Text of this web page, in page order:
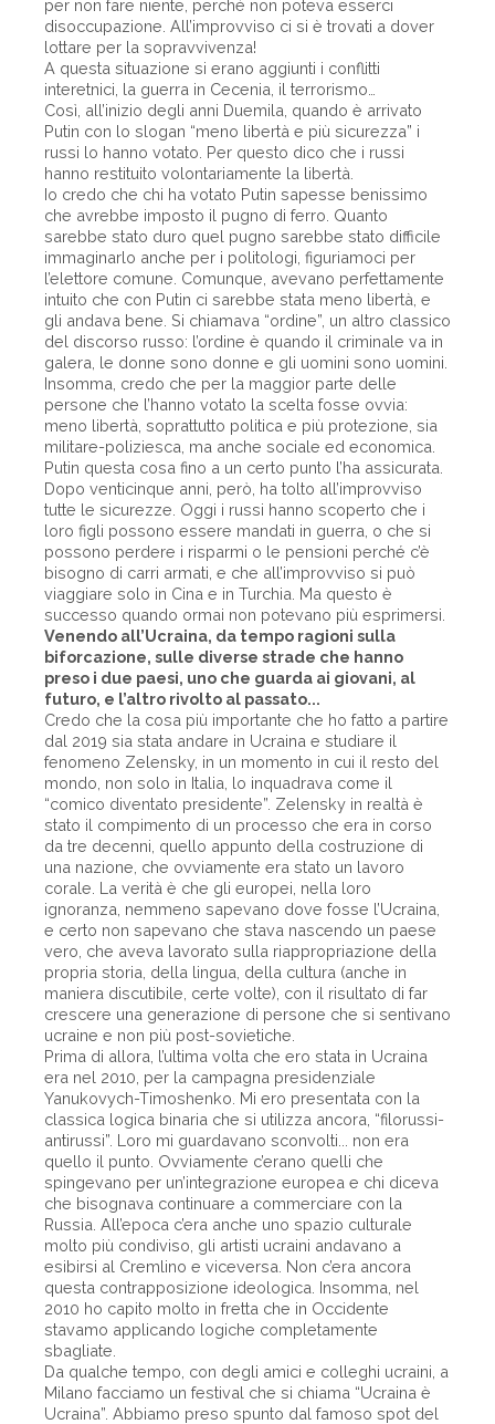
per non fare niente, perché non poteva esserci
disoccupazione. All’improvviso ci si è trovati a dover
lottare per la sopravvivenza!
A questa situazione si erano aggiunti i conflitti
interetnici, la guerra in Cecenia, il terrorismo…
Così, all’inizio degli anni Duemila, quando è arrivato
Putin con lo slogan “meno libertà e più sicurezza” i
russi lo hanno votato. Per questo dico che i russi
hanno restituito volontariamente la libertà.
Io credo che chi ha votato Putin sapesse benissimo
che avrebbe imposto il pugno di ferro. Quanto
sarebbe stato duro quel pugno sarebbe stato difficile
immaginarlo anche per i politologi, figuriamoci per
l’elettore comune. Comunque, avevano perfettamente
intuito che con Putin ci sarebbe stata meno libertà, e
gli andava bene. Si chiamava “ordine”, un altro classico
del discorso russo: l’ordine è quando il criminale va in
galera, le donne sono donne e gli uomini sono uomini.
Insomma, credo che per la maggior parte delle
persone che l’hanno votato la scelta fosse ovvia:
meno libertà, soprattutto politica e più protezione, sia
militare-poliziesca, ma anche sociale ed economica.
Putin questa cosa fino a un certo punto ­l’ha assicurata.
Dopo venticinque anni, però, ha tolto all’improvviso
tutte le sicurezze. Oggi i russi hanno scoperto che i
loro figli possono essere mandati in guerra, o che si
possono perdere i risparmi o le pensioni perché c’è
bisogno di carri armati, e che all’improvviso si può
viaggiare solo in Cina e in Turchia. Ma questo è
successo quando ormai non potevano più esprimersi.
Venendo all’Ucraina, da tempo ragioni sulla
biforcazione, sulle diverse strade che hanno
preso i due paesi, uno che guarda ai giovani, al
futuro, e l’altro rivolto al passato...
Credo che la cosa più importante che ho fatto a partire
dal 2019 sia stata andare in Ucraina e studiare il
fenomeno Zelensky, in un momento in cui il resto del
mondo, non solo in Italia, lo inquadrava come il
“comico diventato presidente”. Zelensky in realtà è
stato il compimento di un processo che era in corso
da tre decenni, quello appunto della costruzione di
una nazione, che ovviamente era stato un lavoro
corale. La verità è che gli europei, nella loro
ignoranza, nemmeno sapevano dove fosse l’Ucraina,
e certo non sapevano che stava nascendo un paese
vero, che aveva lavorato sulla riappropriazione della
propria storia, della lingua, della cultura (anche in
maniera discutibile, certe volte), con il risultato di far
crescere una generazione di persone che si sentivano
ucraine e non più post-sovietiche.
Prima di allora, l’ultima volta che ero stata in Ucraina
era nel 2010, per la campagna presidenziale
Yanukovych-Timoshenko. Mi ero presentata con la
classica logica binaria che si utilizza ancora, “filorussi-
antirussi”. Loro mi guardavano sconvolti... non era
quello il punto. Ovviamente c’erano quelli che
spingevano per un’integrazione europea e chi diceva
che bisognava continuare a commerciare con la
Russia. All’epoca c’era anche uno spazio culturale
molto più condiviso, gli artisti ucraini andavano a
esibirsi al Cremlino e viceversa. Non c’era ancora
questa contrapposizione ideologica. Insomma, nel
2010 ho capito molto in fretta che in Occidente
stavamo applicando logiche completamente
sbagliate.
Da qualche tempo, con degli amici e colleghi ucraini, a
Milano facciamo un festival che si chiama “Ucraina è
Ucraina”. Abbiamo preso spunto dal famoso spot del